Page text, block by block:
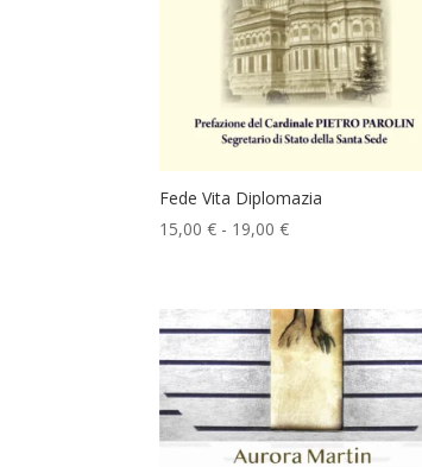
Fede Vita Diplomazia
15,00€ - 19,00€Fascia
da
15,00 €
a
19,00 €